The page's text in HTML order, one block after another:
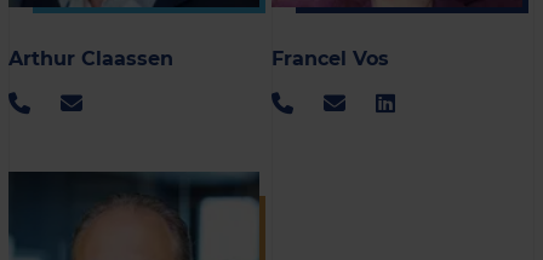
Arthur Claassen Francel Vos